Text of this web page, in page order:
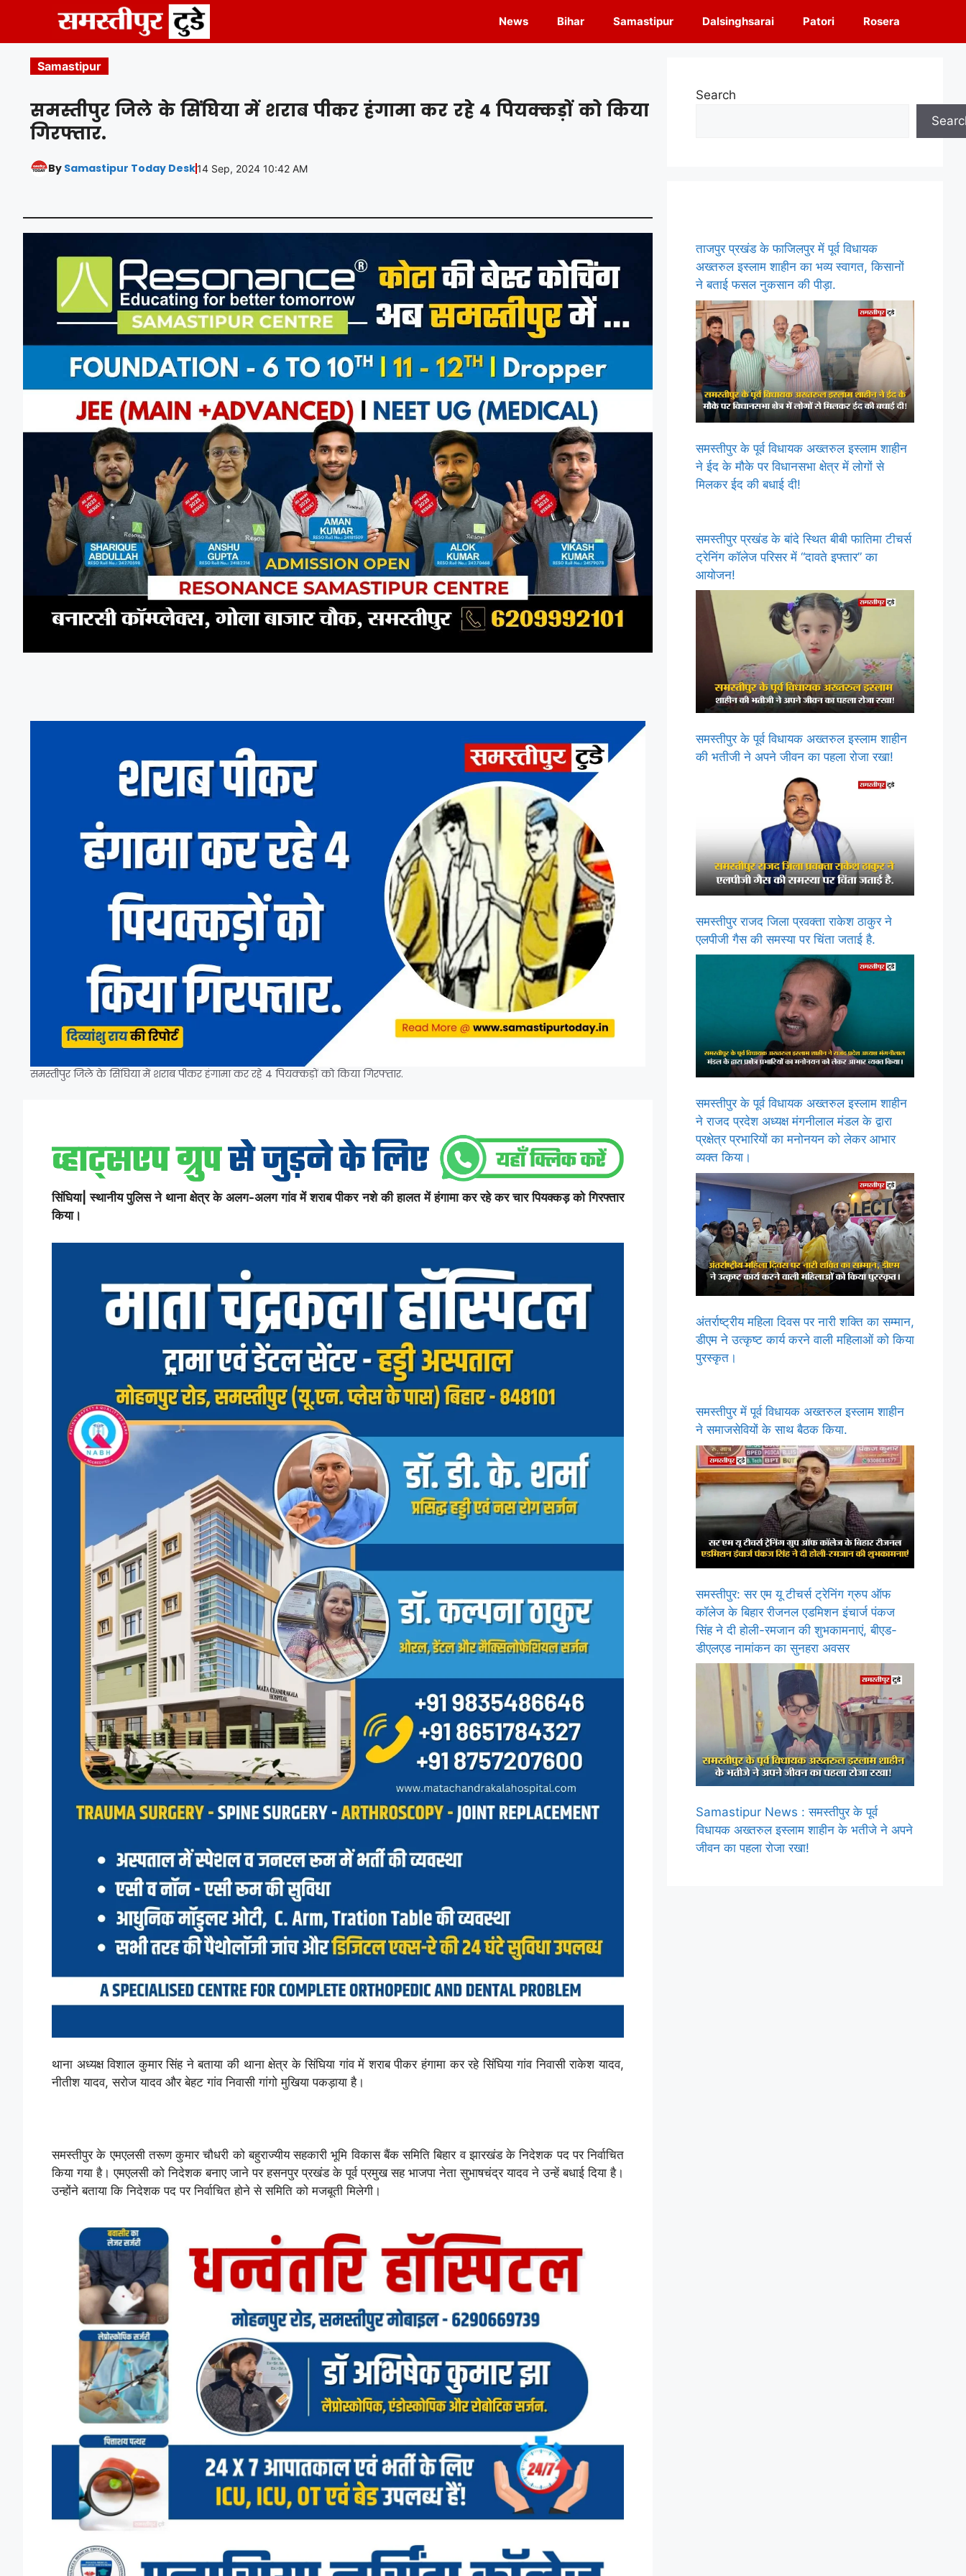
content
News Bihar Samastipur Dalsinghsarai Patori Rosera
Samastipur
समस्तीपुर जिले के सिंघिया में शराब पीकर हंगामा कर रहे 4 पियक्कड़ों को किया
गिरफ्तार.
By Samastipur Today Desk14 Sep, 2024 10:42 AM
समस्तीपुर जिले के सिंघिया में शराब पीकर हंगामा कर रहे 4 पियक्कड़ों को किया गिरफ्तार.
सिंघिया| स्थानीय पुलिस ने थाना क्षेत्र के अलग-अलग गांव में शराब पीकर नशे की हालत में हंगामा कर रहे कर चार पियक्कड़ को गिरफ्तार
किया।
थाना अध्यक्ष विशाल कुमार सिंह ने बताया की थाना क्षेत्र के सिंघिया गांव में शराब पीकर हंगामा कर रहे सिंघिया गांव निवासी राकेश यादव,
नीतीश यादव, सरोज यादव और बेहट गांव निवासी गांगो मुखिया पकड़ाया है।
समस्तीपुर के एमएलसी तरूण कुमार चौधरी को बहुराज्यीय सहकारी भूमि विकास बैंक समिति बिहार व झारखंड के निदेशक पद पर निर्वाचित
किया गया है। एमएलसी को निदेशक बनाए जाने पर हसनपुर प्रखंड के पूर्व प्रमुख सह भाजपा नेता सुभाषचंद्र यादव ने उन्हें बधाई दिया है।
उन्होंने बताया कि निदेशक पद पर निर्वाचित होने से समिति को मजबूती मिलेगी।
Search
ताजपुर प्रखंड के फाजिलपुर में पूर्व विधायक
अख्तरुल इस्लाम शाहीन का भव्य स्वागत, किसानों
ने बताई फसल नुकसान की पीड़ा.
समस्तीपुर के पूर्व विधायक अख्तरुल इस्लाम शाहीन
ने ईद के मौके पर विधानसभा क्षेत्र में लोगों से
मिलकर ईद की बधाई दी!
समस्तीपुर प्रखंड के बांदे स्थित बीबी फातिमा टीचर्स
ट्रेनिंग कॉलेज परिसर में “दावते इफ्तार” का
आयोजन!
समस्तीपुर के पूर्व विधायक अख्तरुल इस्लाम शाहीन
की भतीजी ने अपने जीवन का पहला रोजा रखा!
समस्तीपुर राजद जिला प्रवक्ता राकेश ठाकुर ने
एलपीजी गैस की समस्या पर चिंता जताई है.
समस्तीपुर के पूर्व विधायक अख्तरुल इस्लाम शाहीन
ने राजद प्रदेश अध्यक्ष मंगनीलाल मंडल के द्वारा
प्रक्षेत्र प्रभारियों का मनोनयन को लेकर आभार
व्यक्त किया।
अंतर्राष्ट्रीय महिला दिवस पर नारी शक्ति का सम्मान,
डीएम ने उत्कृष्ट कार्य करने वाली महिलाओं को किया
पुरस्कृत।
समस्तीपुर में पूर्व विधायक अख्तरुल इस्लाम शाहीन
ने समाजसेवियों के साथ बैठक किया.
समस्तीपुर: सर एम यू टीचर्स ट्रेनिंग ग्रुप ऑफ
कॉलेज के बिहार रीजनल एडमिशन इंचार्ज पंकज
सिंह ने दी होली-रमजान की शुभकामनाएं, बीएड-
डीएलएड नामांकन का सुनहरा अवसर
Samastipur News : समस्तीपुर के पूर्व
विधायक अख्तरुल इस्लाम शाहीन के भतीजे ने अपने
जीवन का पहला रोजा रखा!